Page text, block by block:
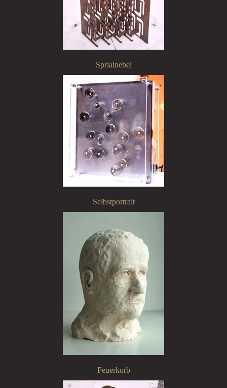
Sprialnebel
Selbstportrait
Feuerkorb